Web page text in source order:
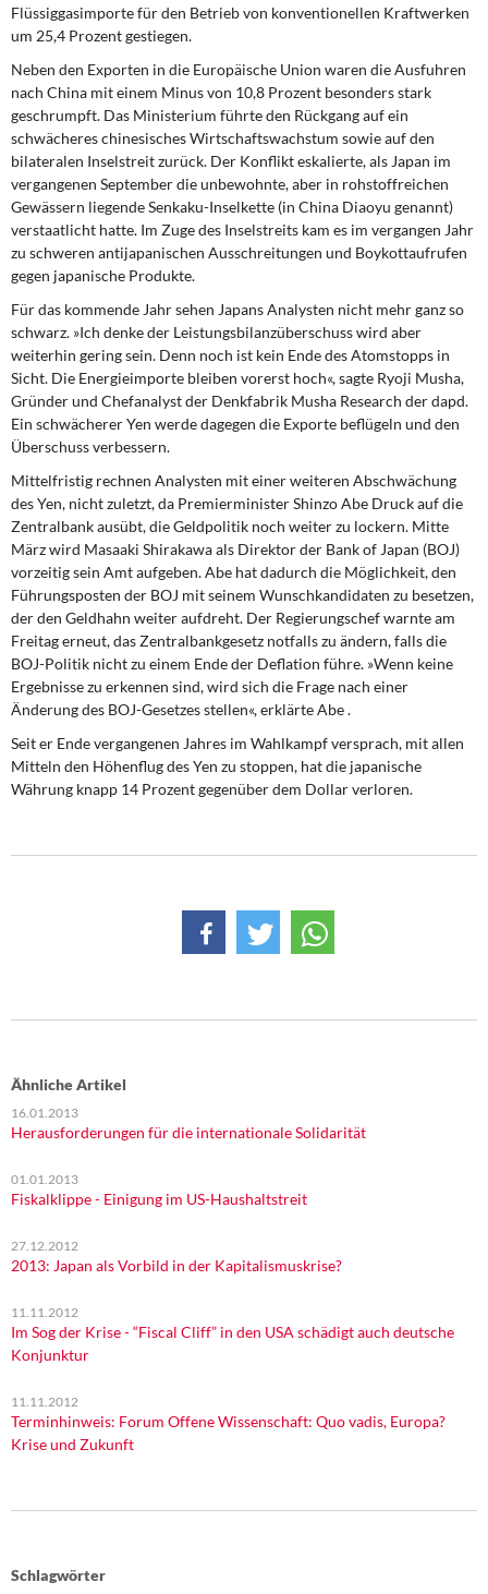
Flüssiggasimporte für den Betrieb von konventionellen Kraftwerken
um 25,4 Prozent gestiegen.
Neben den Exporten in die Europäische Union waren die Ausfuhren
nach China mit einem Minus von 10,8 Prozent besonders stark
geschrumpft. Das Ministerium führte den Rückgang auf ein
schwächeres chinesisches Wirtschaftswachstum sowie auf den
bilateralen Inselstreit zurück. Der Konflikt eskalierte, als Japan im
vergangenen September die unbewohnte, aber in rohstoffreichen
Gewässern liegende Senkaku-Inselkette (in China Diaoyu genannt)
verstaatlicht hatte. Im Zuge des Inselstreits kam es im vergangen Jahr
zu schweren antijapanischen Ausschreitungen und Boykottaufrufen
gegen japanische Produkte.
Für das kommende Jahr sehen Japans Analysten nicht mehr ganz so
schwarz. »Ich denke der Leistungsbilanzüberschuss wird aber
weiterhin gering sein. Denn noch ist kein Ende des Atomstopps in
Sicht. Die Energieimporte bleiben vorerst hoch«, sagte Ryoji Musha,
Gründer und Chefanalyst der Denkfabrik Musha Research der dapd.
Ein schwächerer Yen werde dagegen die Exporte beflügeln und den
Überschuss verbessern.
Mittelfristig rechnen Analysten mit einer weiteren Abschwächung
des Yen, nicht zuletzt, da Premierminister Shinzo Abe Druck auf die
Zentralbank ausübt, die Geldpolitik noch weiter zu lockern. Mitte
März wird Masaaki Shirakawa als Direktor der Bank of Japan (BOJ)
vorzeitig sein Amt aufgeben. Abe hat dadurch die Möglichkeit, den
Führungsposten der BOJ mit seinem Wunschkandidaten zu besetzen,
der den Geldhahn weiter aufdreht. Der Regierungschef warnte am
Freitag erneut, das Zentralbankgesetz notfalls zu ändern, falls die
BOJ-Politik nicht zu einem Ende der Deflation führe. »Wenn keine
Ergebnisse zu erkennen sind, wird sich die Frage nach einer
Änderung des BOJ-Gesetzes stellen«, erklärte Abe .
Seit er Ende vergangenen Jahres im Wahlkampf versprach, mit allen
Mitteln den Höhenflug des Yen zu stoppen, hat die japanische
Währung knapp 14 Prozent gegenüber dem Dollar verloren.
Ähnliche Artikel
16.01.2013
Herausforderungen für die internationale Solidarität
01.01.2013
Fiskalklippe - Einigung im US-Haushaltstreit
27.12.2012
2013: Japan als Vorbild in der Kapitalismuskrise?
11.11.2012
Im Sog der Krise - “Fiscal Cliff” in den USA schädigt auch deutsche
Konjunktur
11.11.2012
Terminhinweis: Forum Offene Wissenschaft: Quo vadis, Europa?
Krise und Zukunft
Schlagwörter